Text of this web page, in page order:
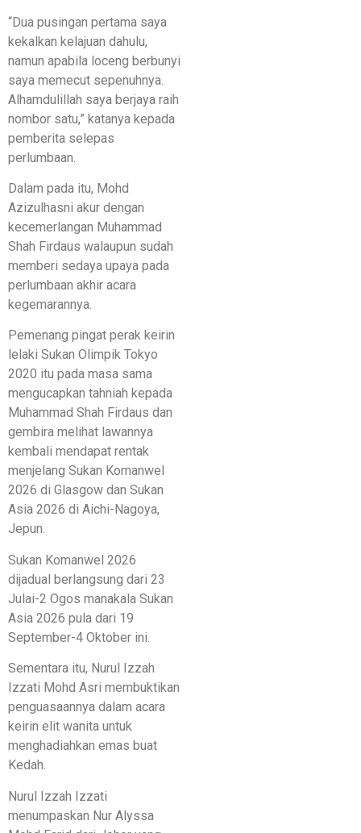
“Dua pusingan pertama saya
kekalkan kelajuan dahulu,
namun apabila loceng berbunyi
saya memecut sepenuhnya.
Alhamdulillah saya berjaya raih
nombor satu,” katanya kepada
pemberita selepas
perlumbaan.
Dalam pada itu, Mohd
Azizulhasni akur dengan
kecemerlangan Muhammad
Shah Firdaus walaupun sudah
memberi sedaya upaya pada
perlumbaan akhir acara
kegemarannya.
Pemenang pingat perak keirin
lelaki Sukan Olimpik Tokyo
2020 itu pada masa sama
mengucapkan tahniah kepada
Muhammad Shah Firdaus dan
gembira melihat lawannya
kembali mendapat rentak
menjelang Sukan Komanwel
2026 di Glasgow dan Sukan
Asia 2026 di Aichi-Nagoya,
Jepun.
Sukan Komanwel 2026
dijadual berlangsung dari 23
Julai-2 Ogos manakala Sukan
Asia 2026 pula dari 19
September-4 Oktober ini.
Sementara itu, Nurul Izzah
Izzati Mohd Asri membuktikan
penguasaannya dalam acara
keirin elit wanita untuk
menghadiahkan emas buat
Kedah.
Nurul Izzah Izzati
menumpaskan Nur Alyssa